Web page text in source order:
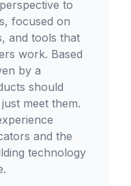
to
focused on
and tools that
work. Based
by a
should
meet them.
and the
technology